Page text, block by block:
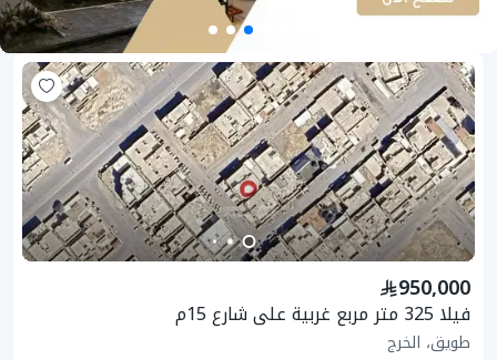
950,000
فيلا 325 متر مربع غربية على شارع 15م
طويق، الخرج